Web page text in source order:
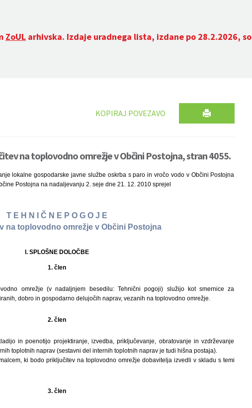
ZoUL arhivska. Izdaje uradnega lista, izdane po 28.2.2026, so
KOPIRAJ POVEZAVO
na toplovodno omrežje v Občini Postojna, stran 4055.
lokalne gospodarske javne službe oskrba s paro in vročo vodo v Občini Postojna
Postojna na nadaljevanju 2. seje dne 21. 12. 2010 sprejel
T E H N I Č N E P O G O J E
na toplovodno omrežje v Občini Postojna
I. SPLOŠNE DOLOČBE
1. člen
omrežje (v nadaljnjem besedilu: Tehnični pogoji) služijo kot smernice za
dobro in gospodarno delujočih naprav, vezanih na toplovodno omrežje.
2. člen
in poenotijo projektiranje, izvedba, priključevanje, obratovanje in vzdrževanje
toplotnih naprav (sestavni del internih toplotnih naprav je tudi hišna postaja).
ki bodo priključitev na toplovodno omrežje dobavitelja izvedli v skladu s temi
3. člen